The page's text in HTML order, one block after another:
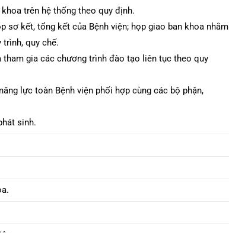
trên hệ thống theo quy định.
sơ kết, tổng kết của Bệnh viện; họp giao ban khoa nhằm
quy chế.
gia các chương trình đào tạo liên tục theo quy
lực toàn Bệnh viện phối hợp cùng các bộ phận,
sinh.